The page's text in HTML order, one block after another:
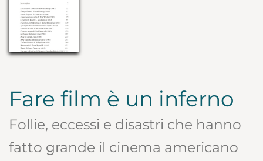
Fare film è un inferno
Follie, eccessi e disastri che hanno
fatto grande il cinema americano